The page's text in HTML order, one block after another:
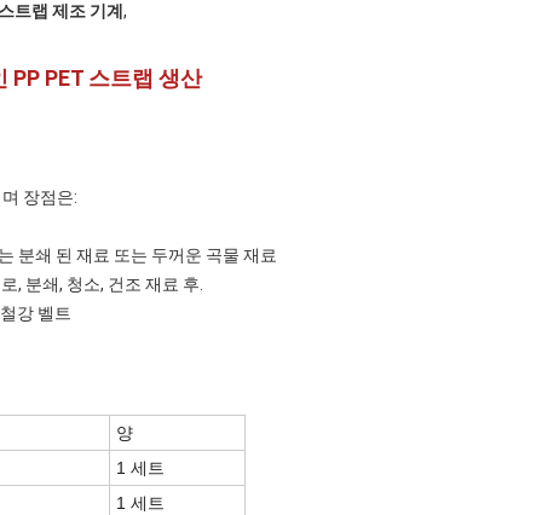
트랩 제조 기계 ,
PP PET 스트랩 생산
장점은:
분쇄 된 재료 또는 두꺼운 곡물 재료
, 분쇄, 청소, 건조 재료 후.
강 벨트
양
1 세트
1 세트